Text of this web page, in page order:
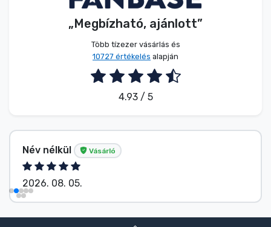
„Megbízható, ajánlott”
Több tízezer vásárlás és
10727 értékelés alapján
4.93 / 5
Név nélkül Vásárló
2026. 08. 05.